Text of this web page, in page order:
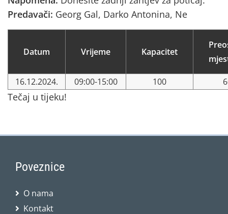
Predavači: Georg Gal, Darko Antonina, Ne
Datum Vrijeme Kapacitet
16.12.2024. 09:00-15:00 100
Tečaj u tijeku!
Poveznice
O nama
Kontakt